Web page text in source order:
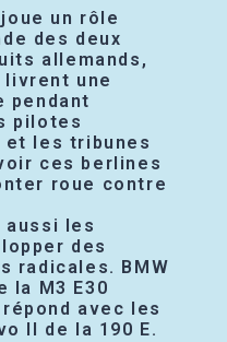
un rôle
des deux
allemands,
livrent une
pendant
pilotes
et les tribunes
ces berlines
roue contre
les
des
radicales. BMW
la M3 E30
avec les
II de la 190 E.